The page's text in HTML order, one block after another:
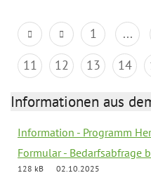
1 ...
11
12 13 14
Informationen aus
Information - Programm
Formular - Bedarfsabfrage
128 kB
02.10.2025